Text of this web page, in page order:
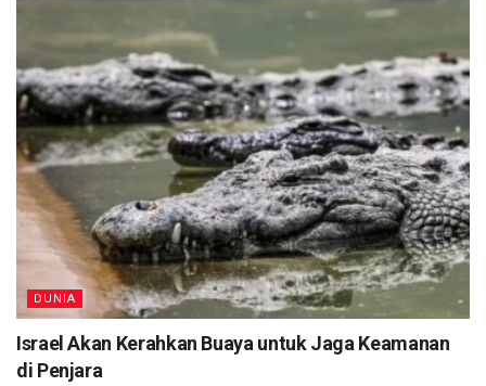
DUNIA
Israel Akan Kerahkan Buaya untuk Jaga Keamanan
di Penjara